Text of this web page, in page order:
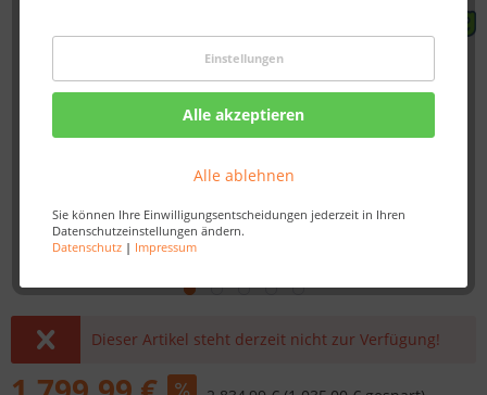
Einstellungen
Alle akzeptieren
Alle ablehnen
Sie können Ihre Einwilligungsentscheidungen jederzeit in Ihren
Datenschutzeinstellungen ändern.
Datenschutz| Impressum
Dieser Artikel steht derzeit nicht zur Verfügung!